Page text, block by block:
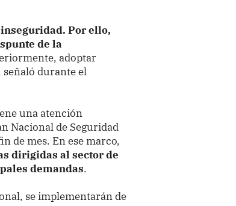
Por ello,
de la
adoptar
durante el
una atención
Nacional de Seguridad
de mes. En ese marco,
dirigidas al sector de
demandas.
se implementarán de